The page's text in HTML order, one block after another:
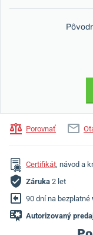
Porovnať
Certifikát, návod a
Záruka 2 let
90 dní na bezplatné
Autorizovaný